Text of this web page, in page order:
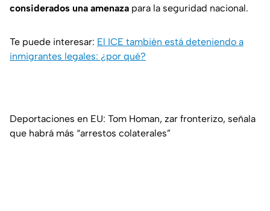
considerados una amenaza para la seguridad nacional.
Te puede interesar: El ICE también está deteniendo a
inmigrantes legales: ¿por qué?
Deportaciones en EU: Tom Homan, zar fronterizo, señala
que habrá más “arrestos colaterales”